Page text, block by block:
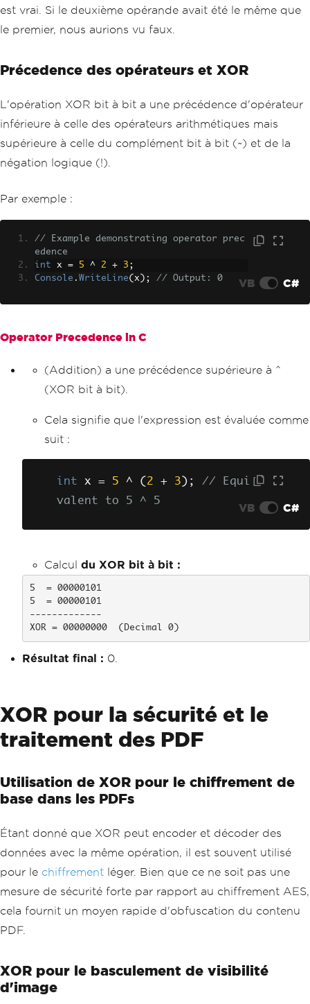
est vrai. Si le deuxième opérande avait été le même que
le premier, nous aurions vu faux.
Précedence des opérateurs et XOR
L'opération XOR bit à bit a une précédence d'opérateur
inférieure à celle des opérateurs arithmétiques mais
supérieure à celle du complément bit à bit (~) et de la
négation logique (!).
Par exemple :
// Example demonstrating operator prec
edence
int x = 5 ^ 2 + 3 ;
Console . WriteLine( x ); // Output: 0 VB C#
Operator Precedence in C
(Addition) a une précédence supérieure à ^
(XOR bit à bit).
Cela signifie que l'expression est évaluée comme
suit :
int x = 5 ^ ( 2 + 3 );
// Equi
valent to 5 ^ 5
VB C#
Calcul du XOR bit à bit :
5  = 00000101
5  = 00000101
-------------
XOR = 00000000  (Decimal 0)
Résultat final : 0.
XOR pour la sécurité et le
traitement des PDF
Utilisation de XOR pour le chiffrement de
base dans les PDFs
Étant donné que XOR peut encoder et décoder des
données avec la même opération, il est souvent utilisé
pour le chiffrement léger. Bien que ce ne soit pas une
mesure de sécurité forte par rapport au chiffrement AES,
cela fournit un moyen rapide d'obfuscation du contenu
PDF.
XOR pour le basculement de visibilité
d'image